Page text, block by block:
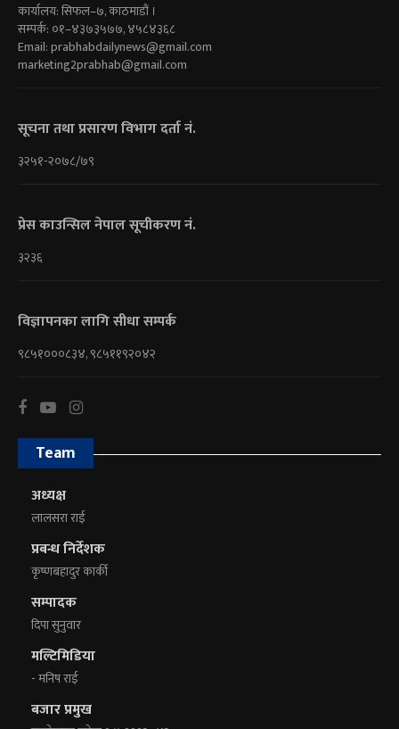
कार्यालय: सिफल–७, काठमाडौं ।
सम्पर्क: ०१–४३७३५७७, ४५८४३६८
Email:prabhabdailynews@gmail.com
marketing2prabhab@gmail.com
सूचना तथा प्रसारण विभाग दर्ता नं.
३२५१-२०७८/७९
प्रेस काउन्सिल नेपाल सूचीकरण नं.
३२३६
विज्ञापनका लागि सीधा सम्पर्क
९८५१०००८३४, ९८५११९२०४२
Team
अध्यक्ष
लालसरा राई
प्रबन्ध निर्देशक
कृष्णबहादुर कार्की
सम्पादक
दिपा सुनुवार
मल्टिमिडिया
- मनिष राई
बजार प्रमुख